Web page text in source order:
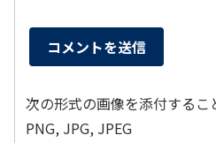
次の形式の画像を添付するこ
PNG, JPG, JPEG